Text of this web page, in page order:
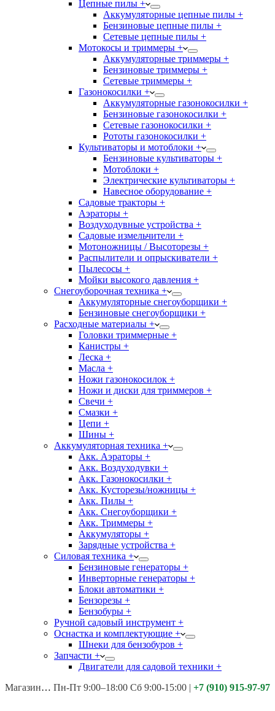
Цепные пилы +
Аккумуляторные цепные пилы +
Бензиновые цепные пилы +
Сетевые цепные пилы +
Мотокосы и триммеры +
Аккумуляторные триммеры +
Бензиновые триммеры +
Сетевые триммеры +
Газонокосилки +
Аккумуляторные газонокосилки +
Бензиновые газонокосилки +
Сетевые газонокосилки +
Рототы газонокосилки +
Культиваторы и мотоблоки +
Бензиновые культиваторы +
Мотоблоки +
Электрические культиваторы +
Навесное оборудование +
Садовые тракторы +
Аэраторы +
Воздуходувные устройства +
Садовые измельчители +
Мотоножницы / Высоторезы +
Распылители и опрыскиватели +
Пылесосы +
Мойки высокого давления +
Снегоуборочная техника +
Аккумуляторные снегоуборщики +
Бензиновые снегоуборщики +
Расходные материалы +
Головки триммерные +
Канистры +
Леска +
Масла +
Ножи газонокосилок +
Ножи и диски для триммеров +
Свечи +
Смазки +
Цепи +
Шины +
Аккумуляторная техника +
Акк. Аэраторы +
Акк. Воздуходувки +
Акк. Газонокосилки +
Акк. Кусторезы/ножницы +
Акк. Пилы +
Акк. Снегоуборщики +
Акк. Триммеры +
Аккумуляторы +
Зарядные устройства +
Силовая техника +
Бензиновые генераторы +
Инверторные генераторы +
Блоки автоматики +
Бензорезы +
Бензобуры +
Ручной садовый инструмент +
Оснастка и комплектующие +
Шнеки для бензобуров +
Запчасти +
Двигатели для садовой техники +
Магазины: Калуга ул. Московская д.113
Пн-Пт 9:00–18:00 Сб 9:00-15:00 | +7 (910) 915-97-97